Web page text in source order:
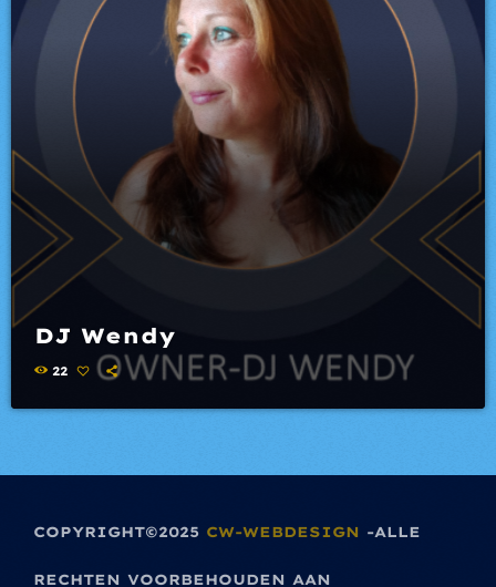
DJ Wendy
22
COPYRIGHT©2025 CW-WEBDESIGN -ALLE
RECHTEN VOORBEHOUDEN AAN